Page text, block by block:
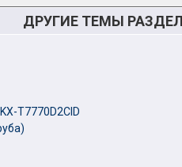
ДРУГИЕ ТЕМЫ
T7770D2CID